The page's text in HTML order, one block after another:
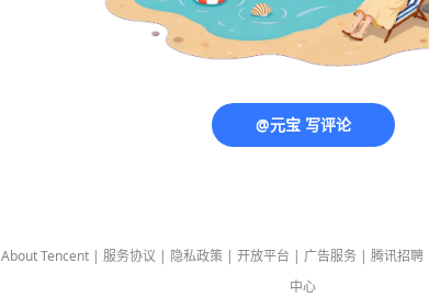
@元宝 写评论
About Tencent | 服务协议 | 隐私政策 | 开放平台 | 广告服务 | 腾讯招聘
中心